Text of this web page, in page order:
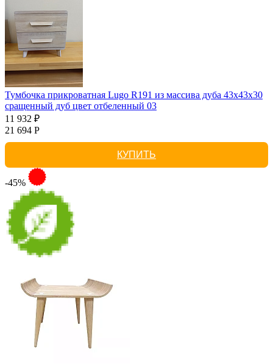
Тумбочка прикроватная Lugo R191 из массива дуба 43х43х30
сращенный дуб цвет отбеленный 03
11 932 ₽
21 694 Р
КУПИТЬ
-45%